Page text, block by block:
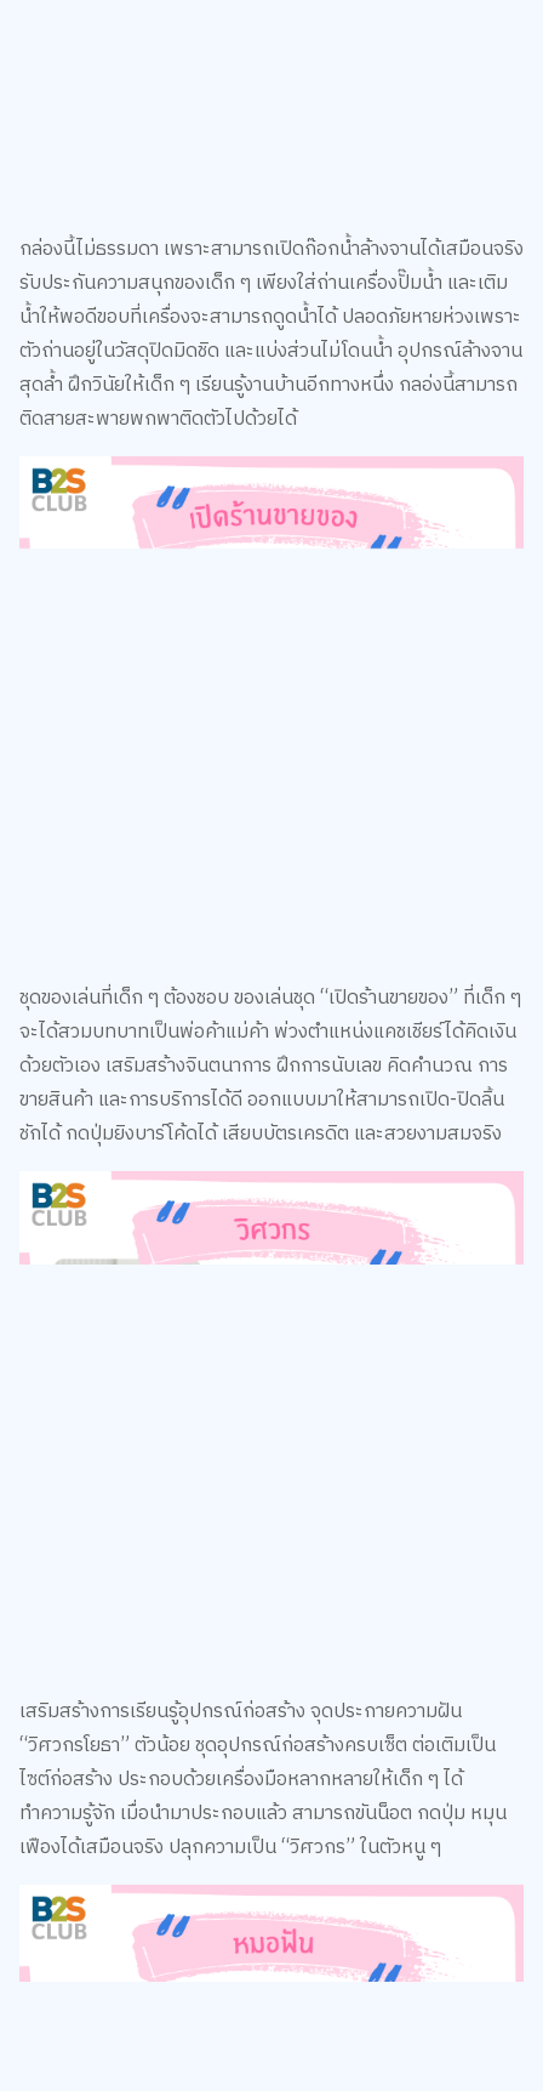
รับประกันความสนุกของเด็ก ๆ เพียงใส่ถ่านเครื่องปั๊มน้ำ และเติม
น้ำให้พอดีขอบที่เครื่องจะสามารถดูดน้ำได้ ปลอดภัยหายห่วงเพราะ
ตัวถ่านอยู่ในวัสดุปิดมิดชิด และแบ่งส่วนไม่โดนน้ำ อุปกรณ์ล้างจาน
สุดล้ำ ฝึกวินัยให้เด็ก ๆ เรียนรู้งานบ้านอีกทางหนึ่ง กลอ่งนี้สามารถ
ติดสายสะพายพกพาติดตัวไปด้วยได้
จะได้สวมบทบาทเป็นพ่อค้าแม่ค้า พ่วงตำแหน่งแคชเชียร์ได้คิดเงิน
ด้วยตัวเอง เสริมสร้างจินตนาการ ฝึกการนับเลข คิดคำนวณ การ
ขายสินค้า และการบริการได้ดี ออกแบบมาให้สามารถเปิด-ปิดลิ้น
ชักได้ กดปุ่มยิงบาร์โค้ดได้ เสียบบัตรเครดิต และสวยงามสมจริง
“วิศวกรโยธา” ตัวน้อย ชุดอุปกรณ์ก่อสร้างครบเซ็ต ต่อเติมเป็น
ไซต์ก่อสร้าง ประกอบด้วยเครื่องมือหลากหลายให้เด็ก ๆ ได้
ทำความรู้จัก เมื่อนำมาประกอบแล้ว สามารถขันน็อต กดปุ่ม หมุน
เฟืองได้เสมือนจริง ปลุกความเป็น “วิศวกร” ในตัวหนู ๆ